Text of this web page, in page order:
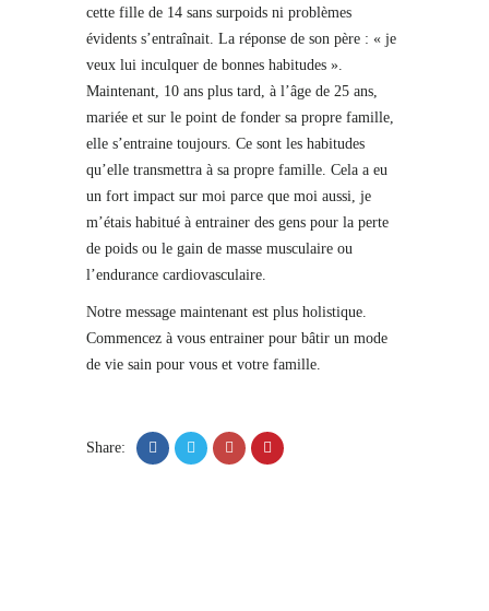
cette fille de 14 sans surpoids ni problèmes
évidents s’entraînait. La réponse de son père : « je
veux lui inculquer de bonnes habitudes ».
Maintenant, 10 ans plus tard, à l’âge de 25 ans,
mariée et sur le point de fonder sa propre famille,
elle s’entraine toujours. Ce sont les habitudes
qu’elle transmettra à sa propre famille. Cela a eu
un fort impact sur moi parce que moi aussi, je
m’étais habitué à entrainer des gens pour la perte
de poids ou le gain de masse musculaire ou
l’endurance cardiovasculaire.
Notre message maintenant est plus holistique.
Commencez à vous entrainer pour bâtir un mode
de vie sain pour vous et votre famille.
Share: